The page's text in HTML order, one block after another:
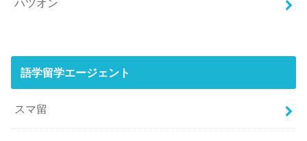
ハツオン
語学留学エージェント
スマ留